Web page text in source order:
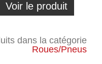
Voir le produit
dans la catégorie
Roues/Pneus